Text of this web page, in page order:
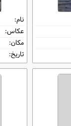
نام:
عکاس:
مکان:
تاریخ: